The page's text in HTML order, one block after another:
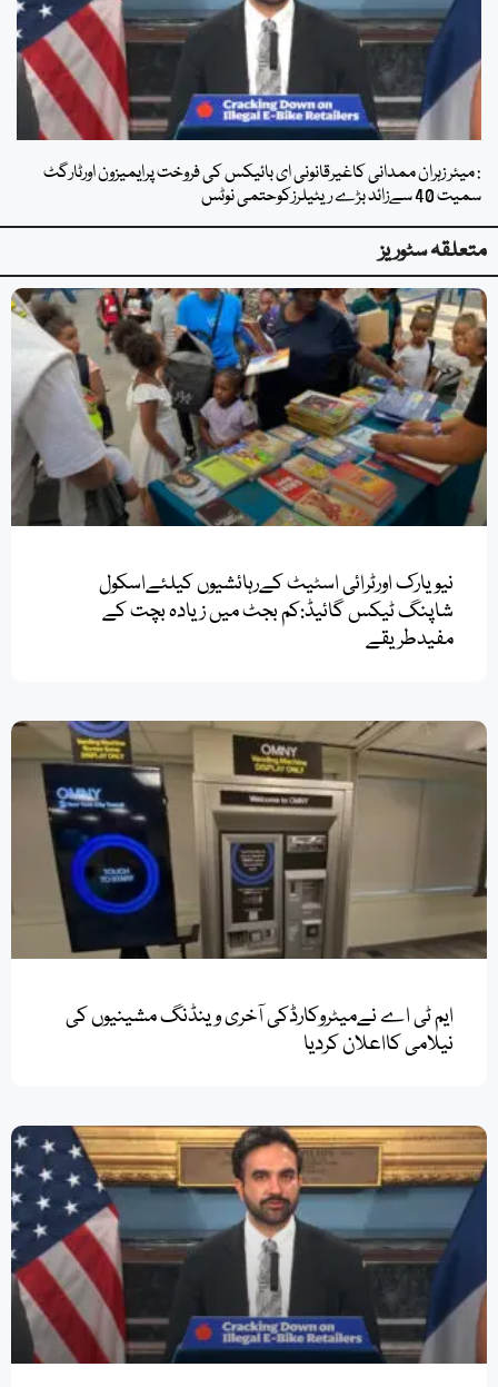
: میئر زہران ممدانی کاغیرقانونی ای بائیکس کی فروخت پرایمیزون اورٹارگٹ
سمیت 40 سےزائد بڑے ریٹیلرزکوحتمی نوٹس
متعلقہ سٹوریز
نیویارک اورٹرائی اسٹیٹ کےرہائشیوں کیلئےاسکول
شاپنگ ٹیکس گائیڈ:کم بجٹ میں زیادہ بچت کے
ایم ٹی اے نےمیٹروکارڈکی آخری وینڈنگ مشینیوں کی